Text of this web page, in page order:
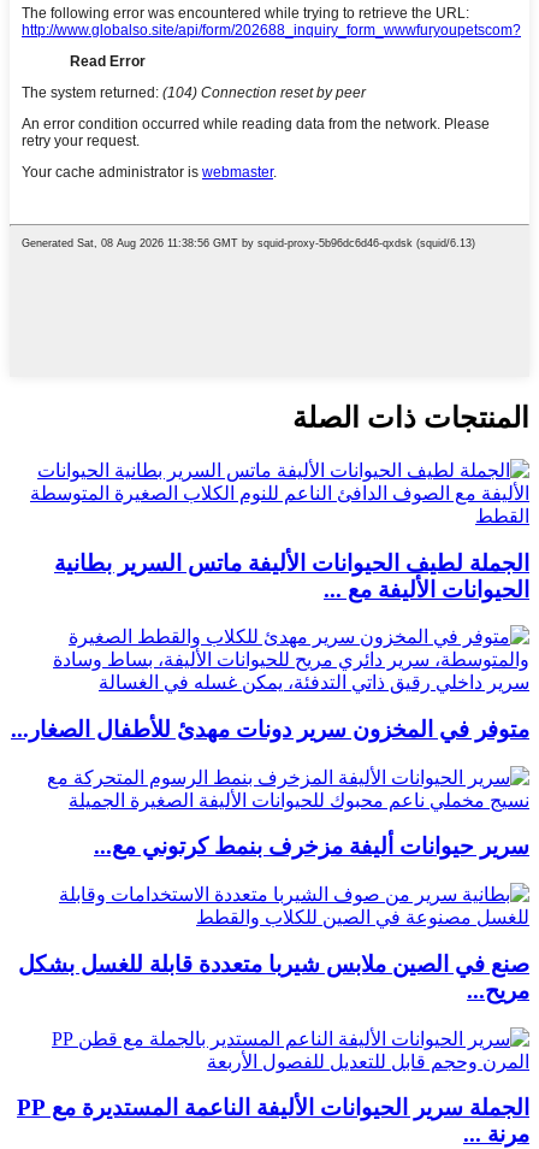
المنتجات ذات الصلة
الجملة لطيف الحيوانات الأليفة ماتس السرير بطانية
الحيوانات الأليفة مع ...
متوفر في المخزون سرير دونات مهدئ للأطفال الصغار...
سرير حيوانات أليفة مزخرف بنمط كرتوني مع...
صنع في الصين ملابس شيربا متعددة قابلة للغسل بشكل
مريح...
الجملة سرير الحيوانات الأليفة الناعمة المستديرة مع PP
مرنة ...